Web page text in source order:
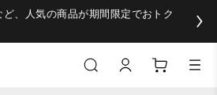
、人気の商品が期間限定でおトク